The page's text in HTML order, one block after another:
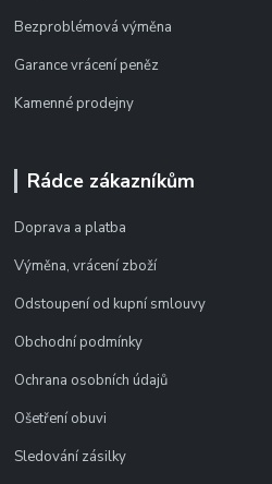
Bezproblémová výměna
Garance vrácení peněz
Kamenné prodejny
Rádce zákazníkům
Doprava a platba
Výměna, vrácení zboží
Odstoupení od kupní smlouvy
Obchodní podmínky
Ochrana osobních údajů
Ošetření obuvi
Sledování zásilky